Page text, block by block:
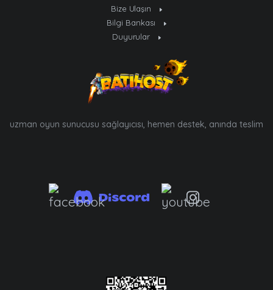
Bize Ulaşın
Bilgi Bankası
Duyurular
uzman oyun sunucusu sağlayıcısı, hemen destek, anında teslim